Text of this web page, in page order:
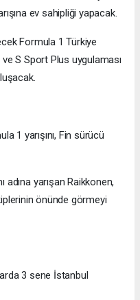
ev sahipliği yapacak.
Formula 1 Türkiye
S Sport Plus uygulaması
1 yarışını, Fin sürücü
yarışan Raikkonen,
önünde görmeyi
3 sene İstanbul